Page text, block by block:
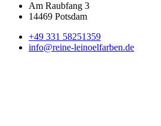
Am Raubfang 3
14469 Potsdam
+49 331 58251359
info@reine-leinoelfarben.de